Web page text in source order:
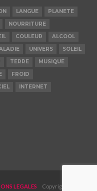
LANGUE
PLANETE
NOURRITURE
COULEUR
ALCOOL
UNIVERS
SOLEIL
TERRE
MUSIQUE
FROID
INTERNET
LEGALES Copyright © 2019